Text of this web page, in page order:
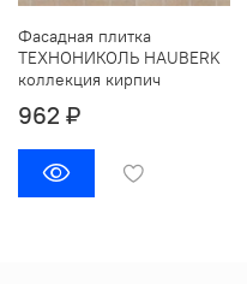
Фасадная плитка
ТЕХНОНИКОЛЬ HAUBERK
коллекция кирпич
962 ₽